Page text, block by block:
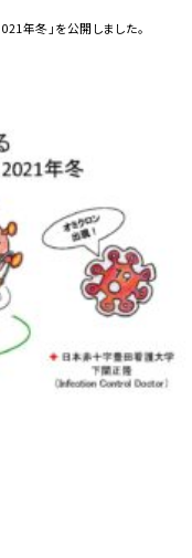
年冬」を公開しました。